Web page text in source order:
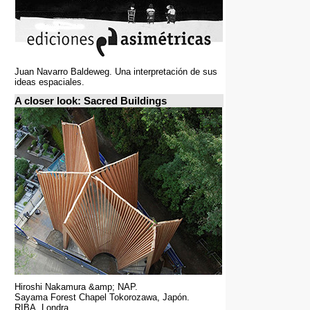
Juan Navarro Baldeweg. Una interpretación de sus
ideas espaciales.
A closer look: Sacred Buildings
Hiroshi Nakamura &amp; NAP.
Sayama Forest Chapel Tokorozawa, Japón.
RIBA, Londra.